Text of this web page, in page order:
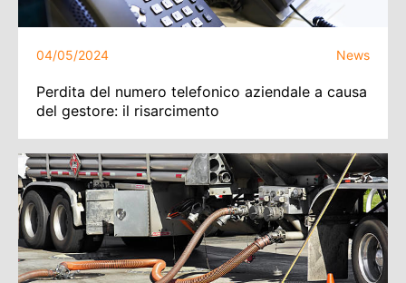
04/05/2024 News
Perdita del numero telefonico aziendale a causa
del gestore: il risarcimento